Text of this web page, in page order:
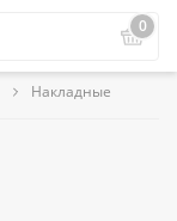
0
Накладные